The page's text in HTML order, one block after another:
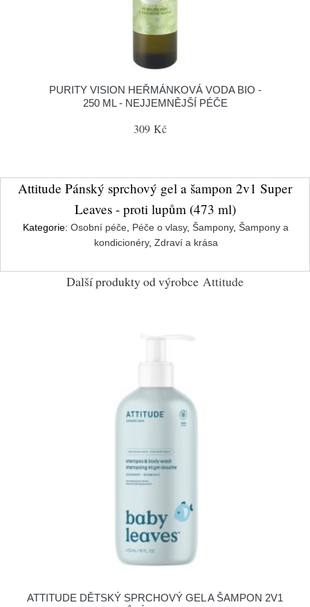
PURITY VISION HEŘMÁNKOVÁ VODA BIO -
250 ML - NEJJEMNĚJŠÍ PÉČE
309 Kč
Attitude Pánský sprchový gel a šampon 2v1 Super
Leaves - proti lupům (473 ml)
Kategorie: Osobní péče Péče o vlasy, Šampony, Šampony a
kondicionéry, Zdraví a krása
Další produkty od výrobce Attitude
ATTITUDE DĚTSKÝ SPRCHOVÝ GEL A ŠAMPON 2V1